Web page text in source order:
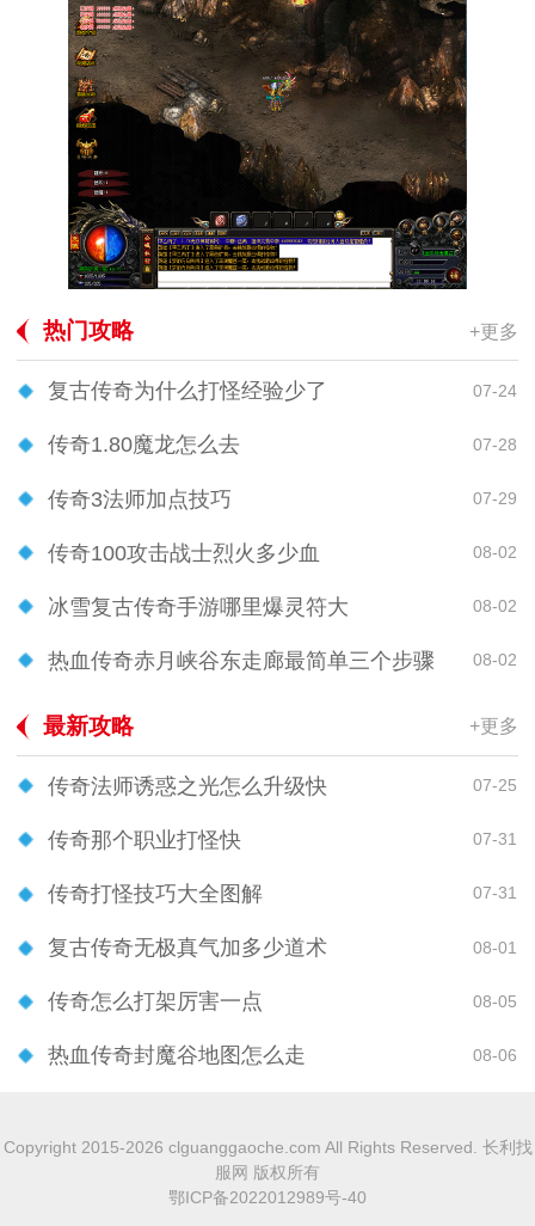
热门攻略 +更多
复古传奇为什么打怪经验少了 07-24
传奇1.80魔龙怎么去 07-28
传奇3法师加点技巧 07-29
传奇100攻击战士烈火多少血 08-02
冰雪复古传奇手游哪里爆灵符大 08-02
热血传奇赤月峡谷东走廊最简单三个步骤 08-02
最新攻略 +更多
传奇法师诱惑之光怎么升级快 07-25
传奇那个职业打怪快 07-31
传奇打怪技巧大全图解 07-31
复古传奇无极真气加多少道术 08-01
传奇怎么打架厉害一点 08-05
热血传奇封魔谷地图怎么走 08-06
Copyright 2015-2026 clguanggaoche.com All Rights Reserved. 长利找
服网 版权所有
鄂ICP备2022012989号-40